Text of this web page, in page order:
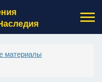
материалы